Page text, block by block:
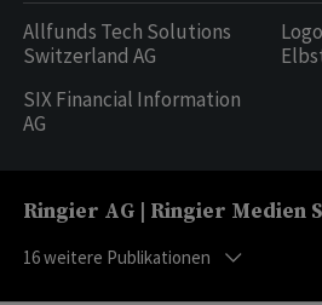
Allfunds Tech Solutions
Switzerland AG
SIX Financial Information
AG
Ringier AG | Ringier Medien
16weitere Publikationen